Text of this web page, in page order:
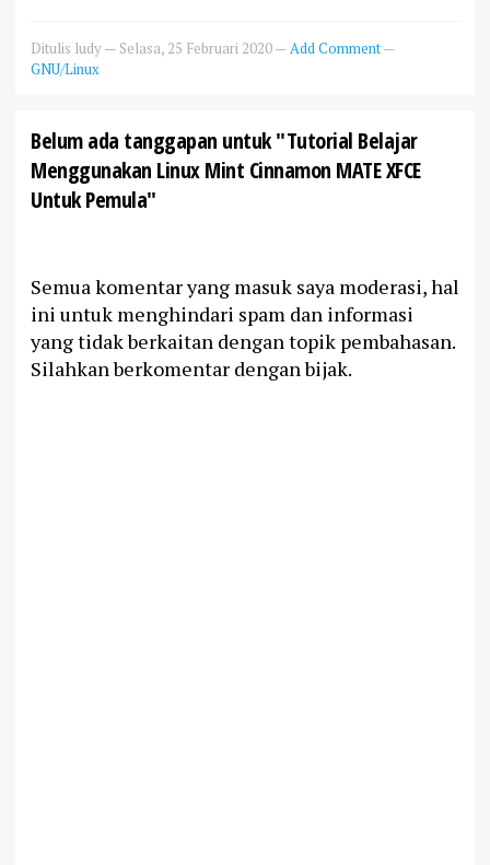
Ditulis ludy— Selasa, 25 Februari 2020—Add Comment—
GNU/Linux
Belum ada tanggapan untuk "Tutorial Belajar
Menggunakan Linux Mint Cinnamon MATE XFCE
Untuk Pemula"
Semua komentar yang masuk saya moderasi, hal
ini untuk menghindari spam dan informasi
yang tidak berkaitan dengan topik pembahasan.
Silahkan berkomentar dengan bijak.